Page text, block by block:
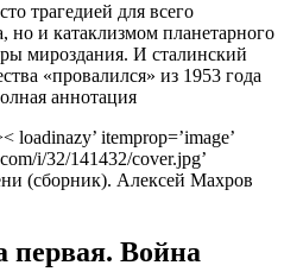
трагедией для всего
но и катаклизмом планетарного
мироздания. И сталинский
«провалился» из 1953 года
аннотация
loadinazy’ itemprop=’image’
i/32/141432/cover.jpg’
(сборник). Алексей Махров
Война